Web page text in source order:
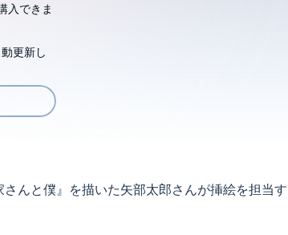
入できま
更新し
んと僕』を描いた矢部太郎さんが挿絵を担当す